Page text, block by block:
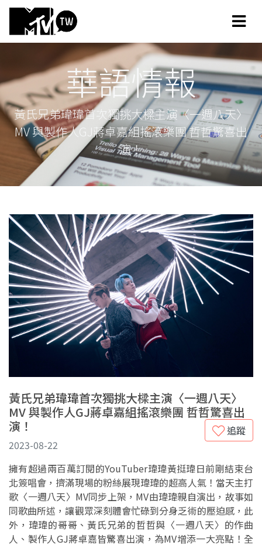
華語情報
黃氏兄弟瑋瑋首次獨挑大樑主演〈一週八天〉
MV 與製作人GJ蔣卓嘉組搖滾樂團 哲哲驚喜出
演！
黃氏兄弟瑋瑋首次獨挑大樑主演〈一週八天〉
MV 與製作人GJ蔣卓嘉組搖滾樂團 哲哲驚喜出
演！
追蹤
2023-08-22
擁有超過兩百萬訂閱的YouTuber瑋瑋黃挺瑋日前剛結束台
北簽唱會，擠滿現場的粉絲展現瑋瑋的超高人氣！當天主打
歌〈一週八天〉MV同步上架，MV由瑋瑋親自演出，故事如
同歌曲所述，讓觀眾深刻體會忙碌到分身乏術的壓迫感，此
外，瑋瑋的哥哥、黃氏兄弟的哲哲與〈一週八天〉的作曲
人、製作人GJ蔣卓嘉皆驚喜出演，為MV增添一大亮點！全